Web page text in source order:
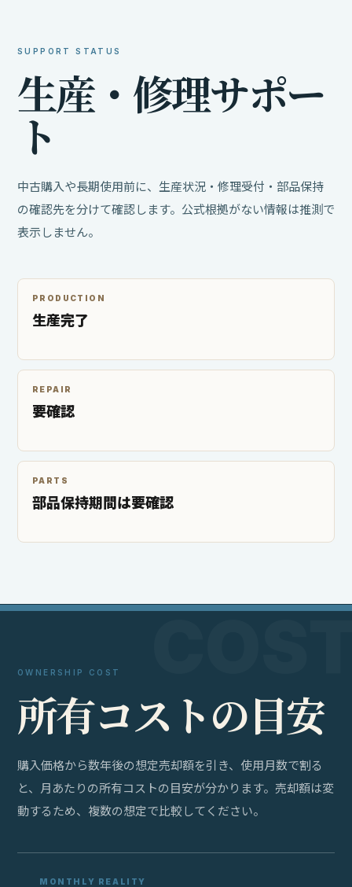
SUPPORT STATUS
生産・ 修理サポー
ト
中古購入や長期使用前に、生産状況・修理受付・部品保持
の確認先を分けて確認します。公式根拠がない情報は推測で
表示しません。
PRODUCTION
生産完了
REPAIR
要確認
PARTS
部品保持期間は要確認
OWNERSHIP COST
所有コス トの目安
購入価格から数年後の想定売却額を引き、使用月数で割る
と、月あたりの所有コストの目安が分かります。売却額は変
動するため、複数の想定で比較してください。
MONTHLY REALITY